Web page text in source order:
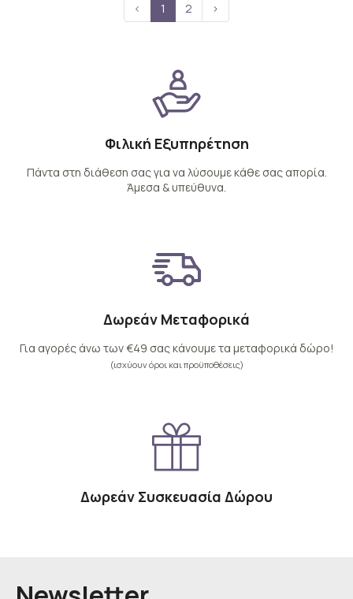
‹ 1 2 ›
Φιλική Εξυπηρέτηση
Πάντα στη διάθεση σας για να λύσουμε κάθε σας απορία.
Άμεσα & υπεύθυνα.
Δωρεάν Μεταφορικά
Για αγορές άνω των €49 σας κάνουμε τα μεταφορικά δώρο!
(ισχύουν όροι και προϋποθέσεις)
Δωρεάν Συσκευασία Δώρου